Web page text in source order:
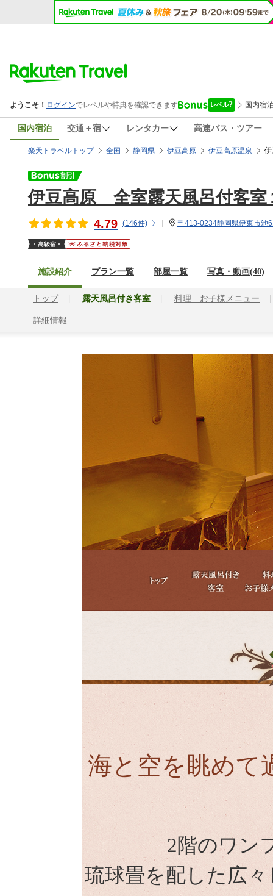
国内宿泊 交通＋宿 レンタカー 高速バス・ツアー
楽天トラベルトップ 全国 静岡県 伊豆高原 伊豆高原温泉
伊豆高原 全室露天風呂付客
4.79 (146件) 〒413-0234静岡県伊東市池
施設紹介 プラン一覧 部屋一覧 写真・動画(40)
トップ 露天風呂付き客室 料理 お子様メニュー
詳細情報
海と空を眺め
2階のワン
琉球畳を配した広